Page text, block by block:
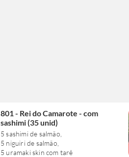
801 - Rei do Camarote - com
sashimi (35 unid)
5 sashimi de salmão,
5 niguiri de salmão,
5 uramaki skin com tarê